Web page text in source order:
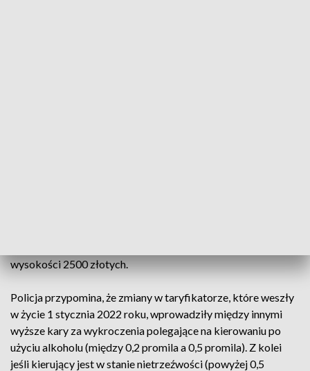
wysokości 2500 złotych.
Policja przypomina, że zmiany w taryfikatorze, które weszły
w życie 1 stycznia 2022 roku, wprowadziły między innymi
wyższe kary za wykroczenia polegające na kierowaniu po
użyciu alkoholu (między 0,2 promila a 0,5 promila). Z kolei
jeśli kierujący jest w stanie nietrzeźwości (powyżej 0,5